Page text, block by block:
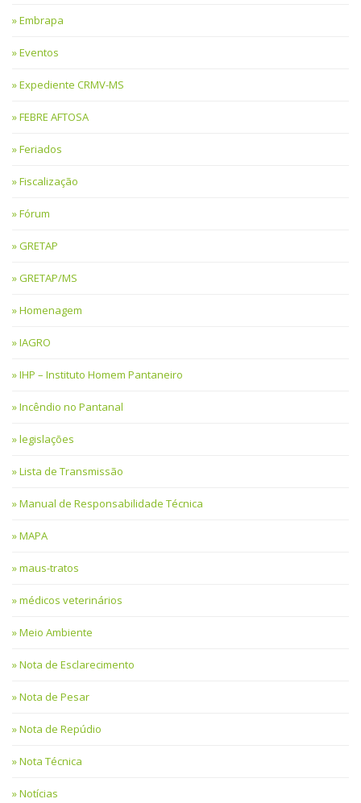
Embrapa
Eventos
Expediente CRMV-MS
FEBRE AFTOSA
Feriados
Fiscalização
Fórum
GRETAP
GRETAP/MS
Homenagem
IAGRO
IHP – Instituto Homem Pantaneiro
Incêndio no Pantanal
legislações
Lista de Transmissão
Manual de Responsabilidade Técnica
MAPA
maus-tratos
médicos veterinários
Meio Ambiente
Nota de Esclarecimento
Nota de Pesar
Nota de Repúdio
Nota Técnica
Notícias